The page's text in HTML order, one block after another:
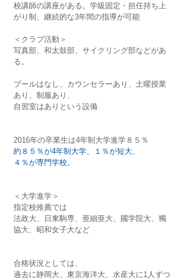
校講師の講座がある。学級固定・担任持ち上
がり制、継続的な3年間の指導が可能
＜クラブ活動＞
写真部、和太鼓部、サイクリング部などがあ
る。
プールはなし、カウンセラーあり、土曜授業
あり、制服あり、
自習室はありという設備
2016年の卒業生は4年制大学進学８５％
約８５％が4年制大学、１％が短大、
４％が専門学校。
＜大学進学＞
指定校推薦では
法政大、日東駒専、亜細亜大、國学院大、獨
協大、昭和女子大など
合格状況としては、
過去に静岡大、東京海洋大、水産大に1人ずつ